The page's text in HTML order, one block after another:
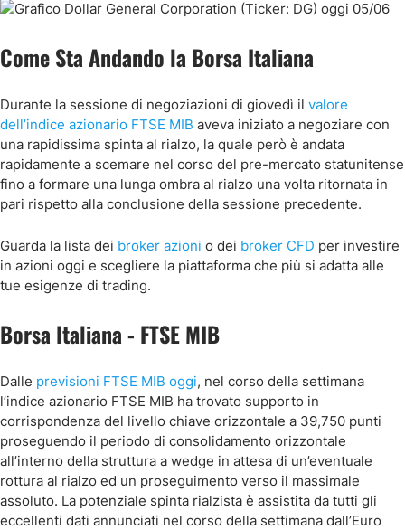
Come Sta Andando la Borsa Italiana
Durante la sessione di negoziazioni di giovedì il valore
dell’indice azionario FTSE MIB aveva iniziato a negoziare con
una rapidissima spinta al rialzo, la quale però è andata
rapidamente a scemare nel corso del pre-mercato statunitense
fino a formare una lunga ombra al rialzo una volta ritornata in
pari rispetto alla conclusione della sessione precedente.
Guarda la lista dei broker azioni o dei broker CFD per investire
in azioni oggi e scegliere la piattaforma che più si adatta alle
tue esigenze di trading.
Borsa Italiana - FTSE MIB
Dalle previsioni FTSE MIB oggi, nel corso della settimana
l’indice azionario FTSE MIB ha trovato supporto in
corrispondenza del livello chiave orizzontale a 39,750 punti
proseguendo il periodo di consolidamento orizzontale
all’interno della struttura a wedge in attesa di un’eventuale
rottura al rialzo ed un proseguimento verso il massimale
assoluto. La potenziale spinta rialzista è assistita da tutti gli
eccellenti dati annunciati nel corso della settimana dall’Euro